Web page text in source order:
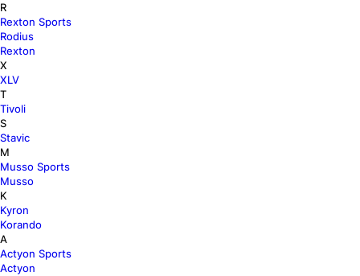
R
Rexton Sports
Rodius
Rexton
X
XLV
T
Tivoli
S
Stavic
M
Musso Sports
Musso
K
Kyron
Korando
A
Actyon Sports
Actyon